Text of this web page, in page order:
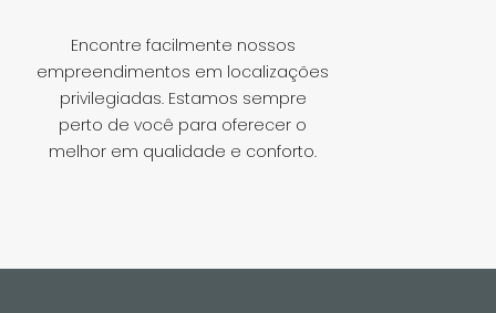
Encontre facilmente nossos
empreendimentos em localizações
privilegiadas. Estamos sempre
perto de você para oferecer o
melhor em qualidade e conforto.